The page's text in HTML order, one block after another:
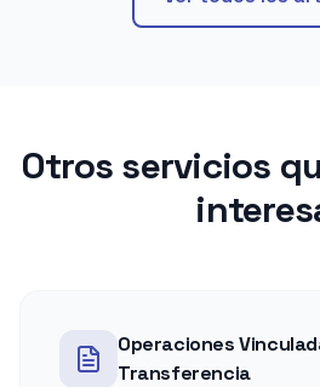
Otros servicios
Operaciones
Transferencia